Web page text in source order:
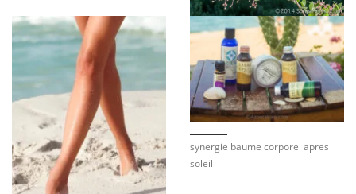
synergie baume corporel apres
soleil